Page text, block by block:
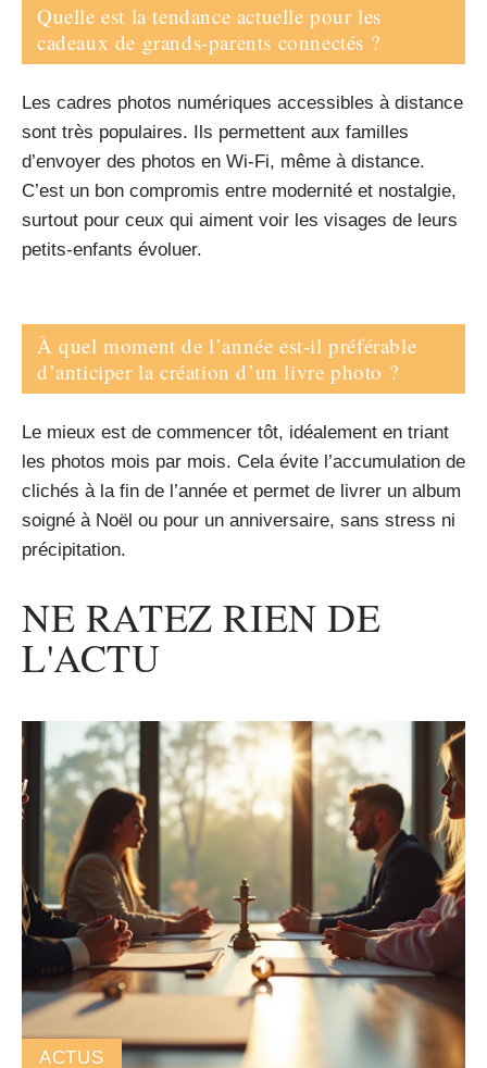
Quelle est la tendance actuelle pour les
cadeaux de grands-parents connectés ?
Les cadres photos numériques accessibles à distance
sont très populaires. Ils permettent aux familles
d’envoyer des photos en Wi-Fi, même à distance.
C’est un bon compromis entre modernité et nostalgie,
surtout pour ceux qui aiment voir les visages de leurs
petits-enfants évoluer.
À quel moment de l’année est-il préférable
d’anticiper la création d’un livre photo ?
Le mieux est de commencer tôt, idéalement en triant
les photos mois par mois. Cela évite l’accumulation de
clichés à la fin de l’année et permet de livrer un album
soigné à Noël ou pour un anniversaire, sans stress ni
précipitation.
NE RATEZ RIEN DE
L'ACTU
ACTUS